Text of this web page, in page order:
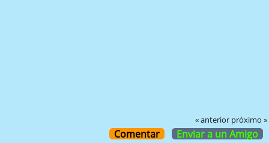
« anterior próximo »
Comentar Enviar a un Amigo